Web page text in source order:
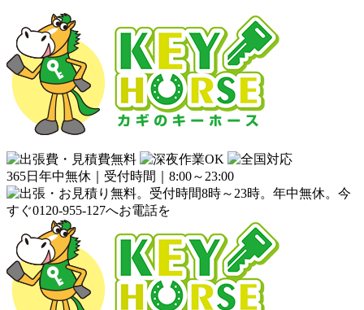
365日年中無休｜受付時間｜8:00～23:00